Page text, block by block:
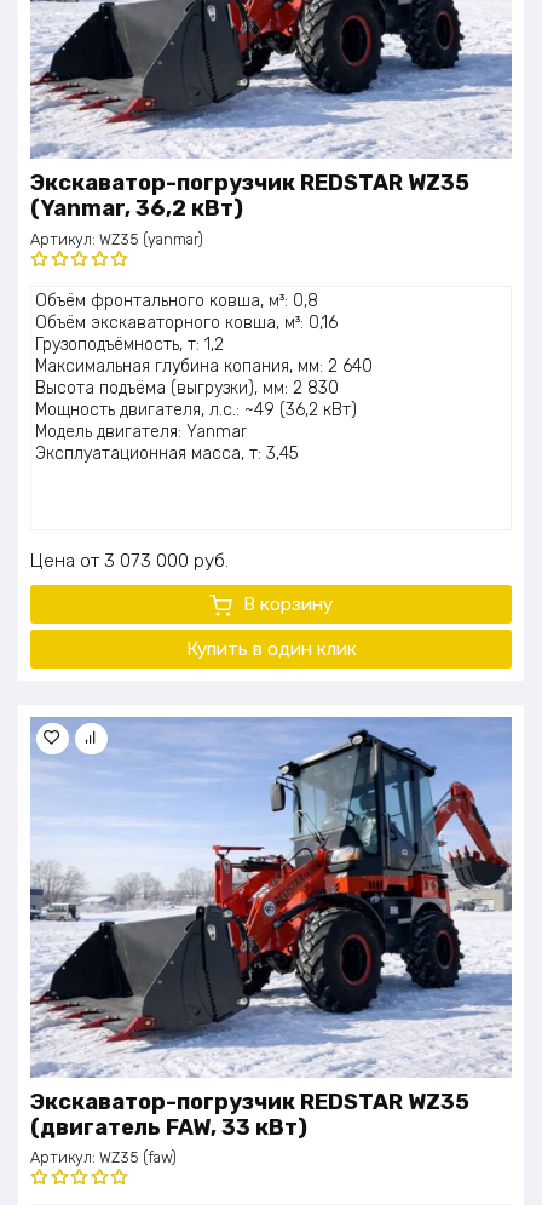
Экскаватор-погрузчик REDSTAR WZ35
(Yanmar, 36,2 кВт)
Артикул: WZ35 (yanmar)
Оценка
5.00из 5
Объём фронтального ковша, м³: 0,8
Объём экскаваторного ковша, м³: 0,16
Грузоподъёмность, т: 1,2
Максимальная глубина копания, мм: 2 640
Высота подъёма (выгрузки), мм: 2 830
Мощность двигателя, л.с.: ~49 (36,2 кВт)
Модель двигателя: Yanmar
Эксплуатационная масса, т: 3,45
Цена 3 073 000 руб.
В корзину
Купить в один клик
Экскаватор-погрузчик REDSTAR WZ35
(двигатель FAW, 33 кВт)
Артикул: WZ35 (faw)